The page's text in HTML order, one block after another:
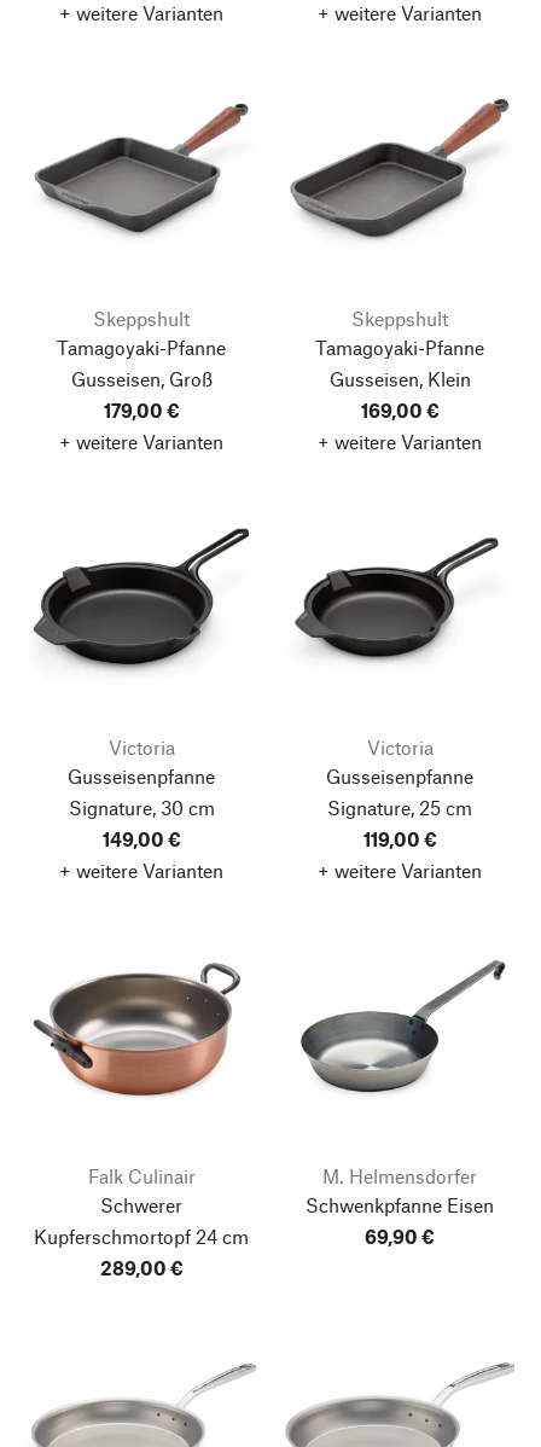
+ weitere Varianten
+ weitere Varianten
Skeppshult
Tamagoyaki-Pfanne
Gusseisen, Groß
179,00 €
+ weitere Varianten
Skeppshult
Tamagoyaki-Pfanne
Gusseisen, Klein
169,00 €
+ weitere Varianten
Victoria
Gusseisenpfanne
Signature, 30 cm
149,00 €
+ weitere Varianten
Victoria
Gusseisenpfanne
Signature, 25 cm
119,00 €
+ weitere Varianten
Falk Culinair
Schwerer
Kupferschmortopf 24 cm
289,00 €
M. Helmensdorfer
Schwenkpfanne Eisen
69,90 €